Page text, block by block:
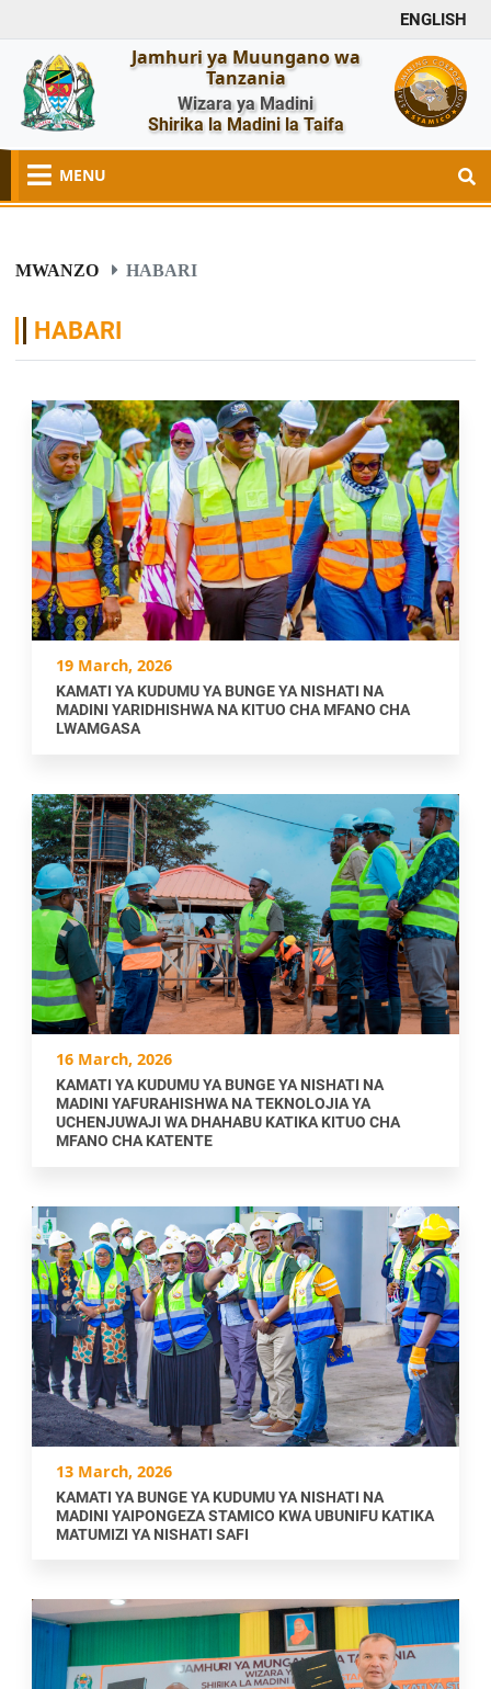
ENGLISH
Jamhuri ya Muungano wa
Tanzania
Wizara ya Madini
Shirika la Madini la Taifa
MENU
MWANZO HABARI
HABARI
19 March, 2026
KAMATI YA KUDUMU YA BUNGE YA NISHATI NA
MADINI YARIDHISHWA NA KITUO CHA MFANO CHA
LWAMGASA
16 March, 2026
KAMATI YA KUDUMU YA BUNGE YA NISHATI NA
MADINI YAFURAHISHWA NA TEKNOLOJIA YA
UCHENJUWAJI WA DHAHABU KATIKA KITUO CHA
MFANO CHA KATENTE
13 March, 2026
KAMATI YA BUNGE YA KUDUMU YA NISHATI NA
MADINI YAIPONGEZA STAMICO KWA UBUNIFU KATIKA
MATUMIZI YA NISHATI SAFI